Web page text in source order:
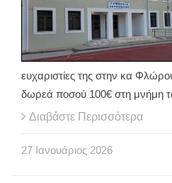
ευχαριστίες της στην κα
δωρεά ποσού 100€ στη μνήμη
Διαβάστε Περισσότερα
27 Ιανουάριος 2026